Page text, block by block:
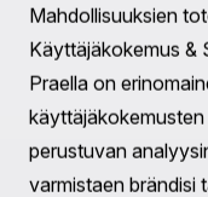
virtaviivaistavat
varastopäivityksiä,
PlateCraten
ratkaisun, joka
työnkulkuja.